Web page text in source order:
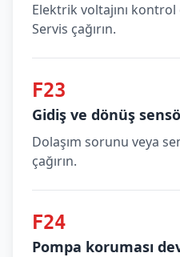
Elektrik voltajını
Servis çağırın.
F23
Gidiş ve dönüş
Dolaşım sorunu veya
çağırın.
F24
Pompa koruması